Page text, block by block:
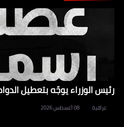
رئيس الوزراء يوجّه بتعطيل
عراقية 08 أغسطس 2026